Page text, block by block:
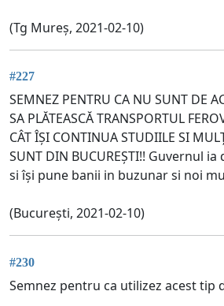
(Tg Mureș, 2021-02-10)
#227
SEMNEZ PENTRU CA NU SUNT DE
SA PLĂTEASCĂ TRANSPORTUL
CÂT ÎȘI CONTINUA STUDIILE SI
SUNT DIN BUCUREȘTI!! Guvernul
si își pune banii in buzunar si noi
(București, 2021-02-10)
#230
Semnez pentru ca utilizez acest tip